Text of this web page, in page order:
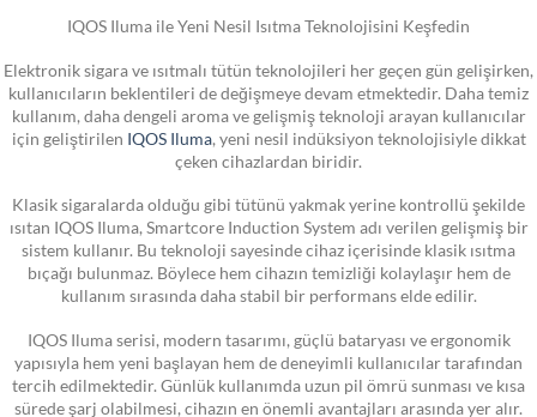
IQOS Iluma ile Yeni Nesil Isıtma Teknolojisini Keşfedin
Elektronik sigara ve ısıtmalı tütün teknolojileri her geçen gün gelişirken,
kullanıcıların beklentileri de değişmeye devam etmektedir. Daha temiz
kullanım, daha dengeli aroma ve gelişmiş teknoloji arayan kullanıcılar
için geliştirilen IQOS Iluma, yeni nesil indüksiyon teknolojisiyle dikkat
çeken cihazlardan biridir.
Klasik sigaralarda olduğu gibi tütünü yakmak yerine kontrollü şekilde
ısıtan IQOS Iluma, Smartcore Induction System adı verilen gelişmiş bir
sistem kullanır. Bu teknoloji sayesinde cihaz içerisinde klasik ısıtma
bıçağı bulunmaz. Böylece hem cihazın temizliği kolaylaşır hem de
kullanım sırasında daha stabil bir performans elde edilir.
IQOS Iluma serisi, modern tasarımı, güçlü bataryası ve ergonomik
yapısıyla hem yeni başlayan hem de deneyimli kullanıcılar tarafından
tercih edilmektedir. Günlük kullanımda uzun pil ömrü sunması ve kısa
sürede şarj olabilmesi, cihazın en önemli avantajları arasında yer alır.